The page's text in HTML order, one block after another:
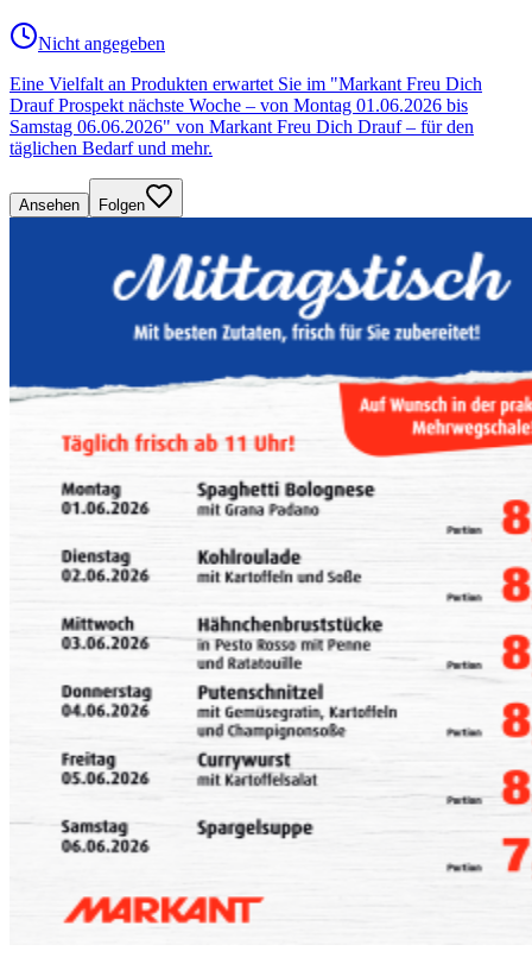
Nicht angegeben
Eine Vielfalt an Produkten erwartet Sie im "Markant Freu Dich
Drauf Prospekt nächste Woche – von Montag 01.06.2026 bis
Samstag 06.06.2026" von Markant Freu Dich Drauf – für den
täglichen Bedarf und mehr.
Ansehen Folgen